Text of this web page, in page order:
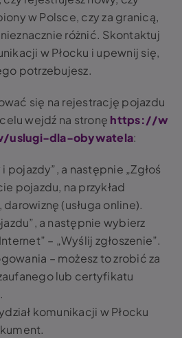
w Polsce, czy za granicą,
różnić. Skontaktuj
w Płocku i upewnij się,
potrzebujesz.
się na rejestrację pojazdu
wejdź na stronę https://w
uslugi-dla-obywatela:
pojazdy”, a następnie „Zgłoś
pojazdu, na przykład
(usługa online).
a następnie wybierz
– „Wyślij zgłoszenie”.
– możesz to zrobić za
lub certyfikatu
komunikacji w Płocku